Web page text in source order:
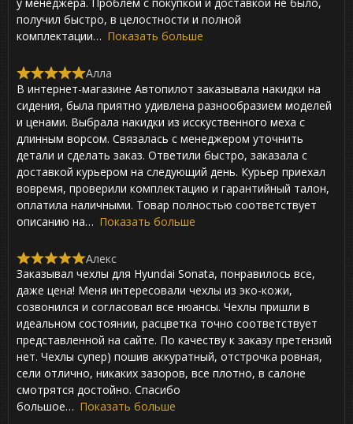
u
t
o
f
получил быстро, в целостности и полной
комплектации
Показать больше
R
a
t
d
5
,
0
o
u
t
o
f
В интернет-магазине Автопилот заказывала накидки на
сидения, была приятно удивлена разнообразием моделей
и ценами. Выбрала накидки из исскуственного меха с
длинным ворсом. Связалась с менеджером уточнить
детали и сделать заказ. Ответили быстро, заказала с
доставкой курьером на следующий день. Курьер приехал
вовремя, проверили комплектацию и гарантийный талон,
оплатила наличными. Товар полностью соответствует
описанию на
Показать больше
Алла
R
a
t
e
d
5
,
0
o
u
t
o
f
Заказывал чехлы для Hyundai Sonata, понравилось все,
даже цена! Меня интересовали чехлы из эко-кожи,
созвонился и согласовал все нюансы. Чехлы пришли в
идеальном состоянии, расцветка точно соответствует
представленной на сайте. По качеству к заказу претензий
нет. Чехлы супер) пошив аккуратный, отстрочка ровная,
сели отлично, никаких зазоров, все плотно, в салоне
смотрятся достойно. Спасибо
большое
Показать больше
Алекс